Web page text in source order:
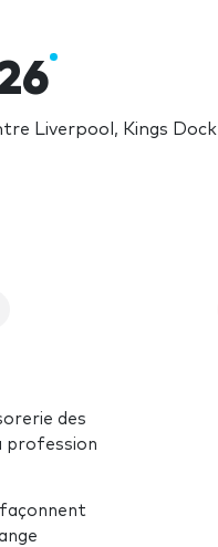
Liverpool, Kings Dock
des
profession